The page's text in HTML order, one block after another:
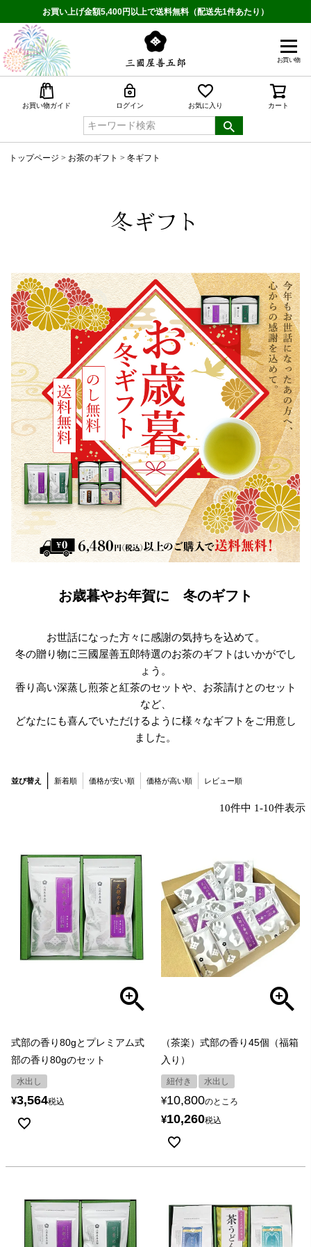
お買い上げ金額5,400円以上で送料無料（配送先1件あたり）
お買い物
お買い物ガイド ログイン お気に入り カート
トップページ お茶のギフト 冬ギフト
冬ギフト
お歳暮やお年賀に 冬のギフト
お世話になった方々に感謝の気持ちを込めて。
冬の贈り物に三國屋善五郎特選のお茶のギフトはいかがでし
ょう。
香り高い深蒸し煎茶と紅茶のセットや、お茶請けとのセット
など、
どなたにも喜んでいただけるように様々なギフトをご用意し
ました。
並び替え 新着順 価格が安い順 価格が高い順 レビュー順
10件中 1-10件表示
式部の香り80gとプレミアム式
部の香り80gのセット
水出し
¥3,564税込
（茶楽）式部の香り45個（福箱
入り）
紐付き 水出し
¥10,800のところ
¥10,260税込